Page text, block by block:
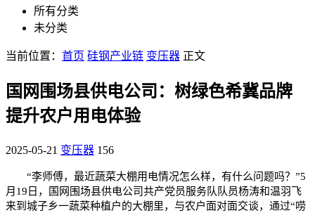
所有分类
未分类
当前位置： 首页 硅钢产业链 变压器 正文
国网围场县供电公司：树绿色希冀品牌
提升农户用电体验
2025-05-21 变压器 156
“李师傅，最近蔬菜大棚用电情况怎么样，有什么问题吗？”5
月19日，国网围场县供电公司共产党员服务队队员杨涛和温羽飞
来到城子乡一蔬菜种植户的大棚里，与农户面对面交谈，通过“唠